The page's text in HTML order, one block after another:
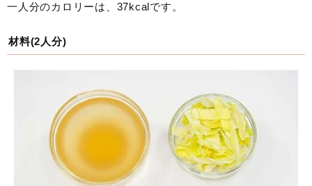
一人分のカロリーは、37kcalです。
材料(2人分)